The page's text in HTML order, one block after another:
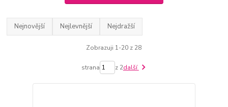
Nejnovější Nejlevnější Nejdražší
Zobrazuji 1-20 z 28
strana z 2další